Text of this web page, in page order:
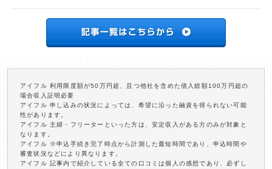
アイフル 利用限度額が50万円超、且つ他社を含めた借入総額100万円超の
場合収入証明必要
アイフル 申し込みの状況によっては、希望に沿った融資を得られない可能
性があります。
アイフル 主婦・フリーターといった方は、安定収入がある方のみが対象と
なります。
アイフル ※申込手続き完了時点から計測した最短時間であり、申込時間や
審査状況などにより異なります。
アイフル 記事内で紹介している全ての口コミは個人の感想であり、必ずし